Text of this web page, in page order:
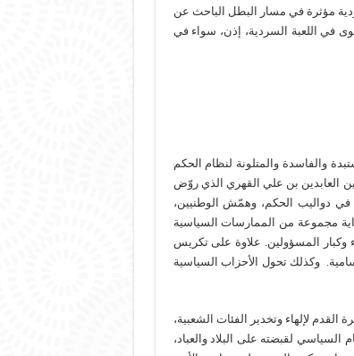
مؤثرة في مسار البطل الباحث عن
في اللعبة السردية، إذن، سواء في
والفاسدة والمتلونة لنظام الحكم
العابدين بن علي القهري الذي روّض
في دواليب الحكم، وهمّش الوطنيين،
مجموعة من الممارسات السياسية
وكبار المسؤولين. علاوة على تكريس
وكذلك تحول الأحزاب السياسية
لإلهاء وتخدير الفئات الشعبية،
السياسي لقبضته على البلاد والعباد،